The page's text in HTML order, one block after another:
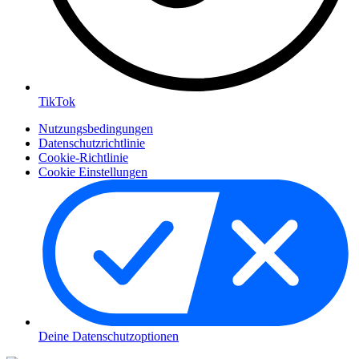
TikTok
Nutzungsbedingungen
Datenschutzrichtlinie
Cookie-Richtlinie
Cookie Einstellungen
Deine Datenschutzoptionen